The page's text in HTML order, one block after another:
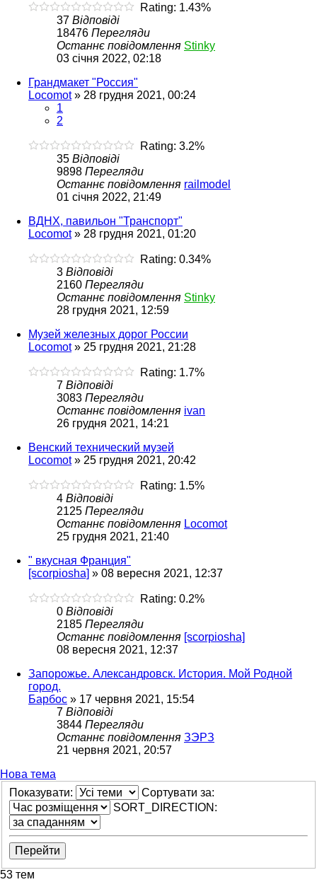
Rating: 1.43%
37 Відповіді
18476 Перегляди
Останнє повідомлення Stinky
03 січня 2022, 02:18
Грандмакет "Россия"
Locomot» 28 грудня 2021, 00:24
1
2
Rating: 3.2%
35 Відповіді
9898 Перегляди
Останнє повідомлення railmodel
01 січня 2022, 21:49
ВДНХ, павильон "Транспорт"
Locomot» 28 грудня 2021, 01:20
Rating: 0.34%
3 Відповіді
2160 Перегляди
Останнє повідомлення Stinky
28 грудня 2021, 12:59
Музей железных дорог России
Locomot» 25 грудня 2021, 21:28
Rating: 1.7%
7 Відповіді
3083 Перегляди
Останнє повідомлення ivan
26 грудня 2021, 14:21
Венский технический музей
Locomot» 25 грудня 2021, 20:42
Rating: 1.5%
4 Відповіді
2125 Перегляди
Останнє повідомлення Locomot
25 грудня 2021, 21:40
" вкусная Франция"
[scorpiosha] » 08 вересня 2021, 12:37
Rating: 0.2%
0 Відповіді
2185 Перегляди
Останнє повідомлення [scorpiosha]
08 вересня 2021, 12:37
Запорожье. Александровск. История. Мой Родной
город.
Барбос » 17 червня 2021, 15:54
7 Відповіді
3844 Перегляди
Останнє повідомлення ЗЭРЗ
21 червня 2021, 20:57
Нова тема
Показувати:
Сортувати за:
SORT_DIRECTION:
53 тем